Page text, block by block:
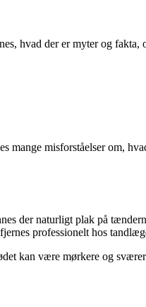
hvad der er myter og
mange misforståelser om,
der naturligt plak på
professionelt hos
kan være mørkere og